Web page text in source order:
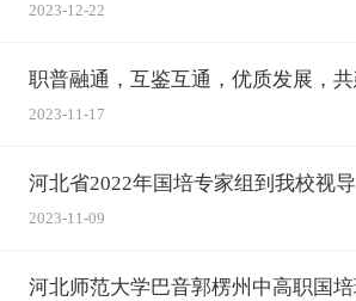
2023-12-22
2023-11-17
河北省2022年国培专家组到我校视导
2023-11-09